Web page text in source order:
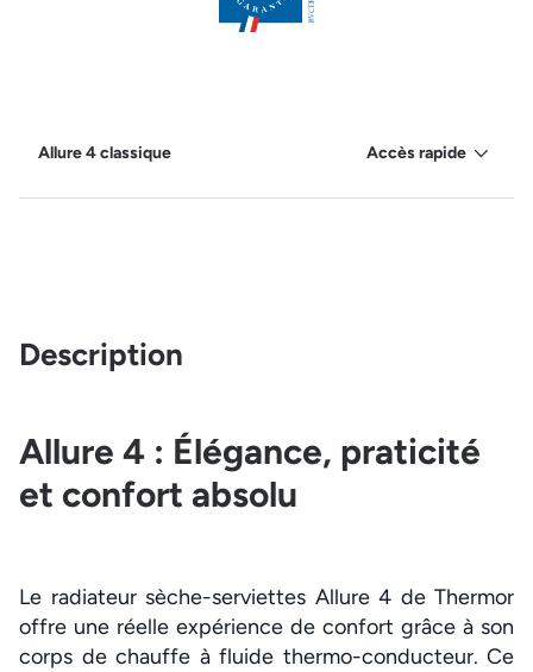
Allure 4 classique Accès rapide
Description
Allure 4 : Élégance, praticité
et confort absolu
Le radiateur sèche-serviettes Allure 4 de Thermor
offre une réelle expérience de confort grâce à son
corps de chauffe à fluide thermo-conducteur. Ce